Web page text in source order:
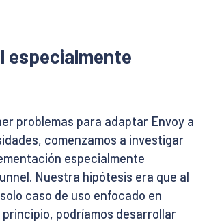
especialmente
problemas para adaptar Envoy a
comenzamos a investigar
especialmente
Nuestra hipótesis era que al
caso de uso enfocado en
principio, podríamos desarrollar